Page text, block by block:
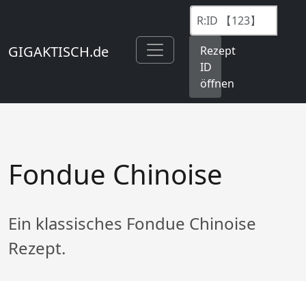
GIGAKTISCH.de
Rezept
ID
öffnen
Fondue Chinoise
Ein klassisches Fondue Chinoise
Rezept.